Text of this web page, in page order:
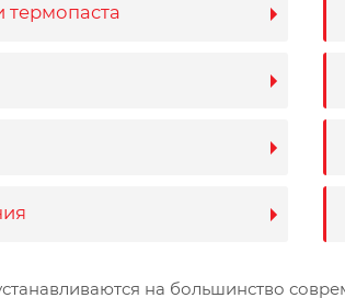
на большинство